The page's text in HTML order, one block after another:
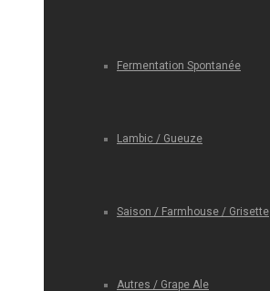
Fermentation Spontanée
Lambic / Gueuze
Saison / Farmhouse / Grisette
Autres / Grape Ale